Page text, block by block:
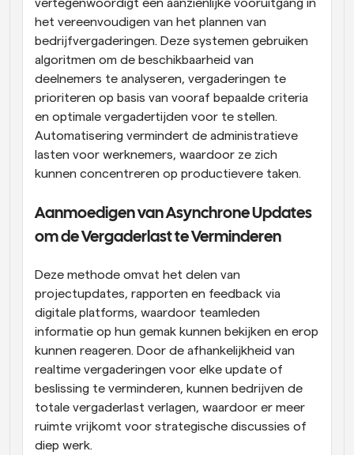
vertegenwoordigt een aanzienlijke vooruitgang in
het vereenvoudigen van het plannen van
bedrijfvergaderingen. Deze systemen gebruiken
algoritmen om de beschikbaarheid van
deelnemers te analyseren, vergaderingen te
prioriteren op basis van vooraf bepaalde criteria
en optimale vergadertijden voor te stellen.
Automatisering vermindert de administratieve
lasten voor werknemers, waardoor ze zich
kunnen concentreren op productievere taken.
Aanmoedigen van Asynchrone Updates
om de Vergaderlast te Verminderen
Deze methode omvat het delen van
projectupdates, rapporten en feedback via
digitale platforms, waardoor teamleden
informatie op hun gemak kunnen bekijken en erop
kunnen reageren. Door de afhankelijkheid van
realtime vergaderingen voor elke update of
beslissing te verminderen, kunnen bedrijven de
totale vergaderlast verlagen, waardoor er meer
ruimte vrijkomt voor strategische discussies of
diep werk.